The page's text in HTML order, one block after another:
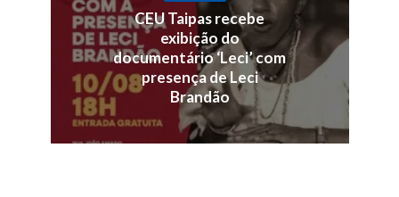
CEU Taipas recebe
exibição do
documentário ‘Leci’ com
presença de Leci
Brandão